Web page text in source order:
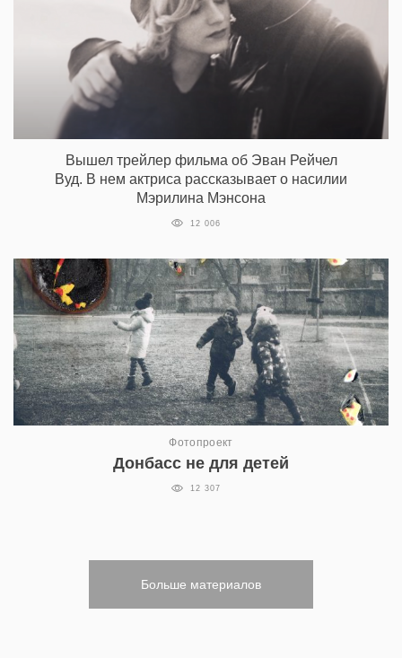
Вышел трейлер фильма об Эван Рейчел
Вуд. В нем актриса рассказывает о насилии
Мэрилина Мэнсона
12 006
Фотопроект
Донбасс не для детей
12 307
Больше материалов